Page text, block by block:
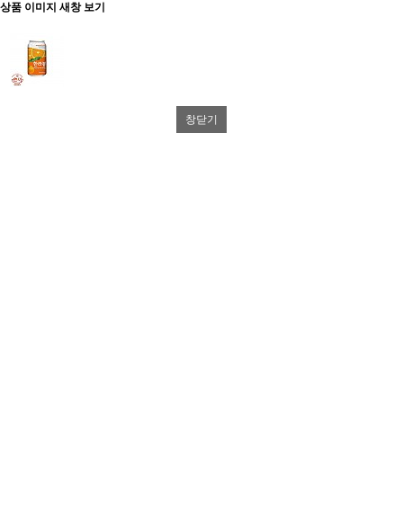
상품 이미지 새창 보기
창닫기